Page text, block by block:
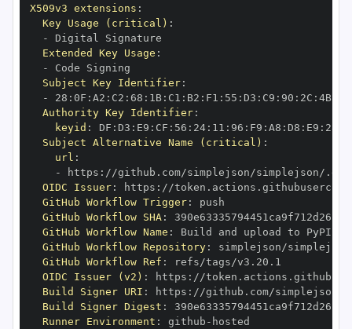
X509v3 extensions :
Key Usage (critical) :
-
Extended Key Usage :
-
Subject Key Identifier:
-
28 : 0F : A2 : C2 : 68 : 1B: C1 : B2 : F1 : 55 : D3 : C9 : 90 : 2C : 4B:
Authority Key Identifier:
keyid : DF : D3 : E9 : CF : 56 : 24: 11 : 96 : F9 : A8 : D8 : E9 : 28
Subject Alternative Name (critical) :
url :
-
https : //github.com/simplejson/simplejson/
OIDC Issuer: https :
GitHub Workflow Trigger:
GitHub Workflow SHA:
GitHub Workflow Name :
GitHub Workflow Repository:
GitHub Workflow Ref :
OIDC Issuer (v2) : https :
Build Signer URI : https : //github.com/simplejson/
Build Signer Digest :
Runner Environment : github -